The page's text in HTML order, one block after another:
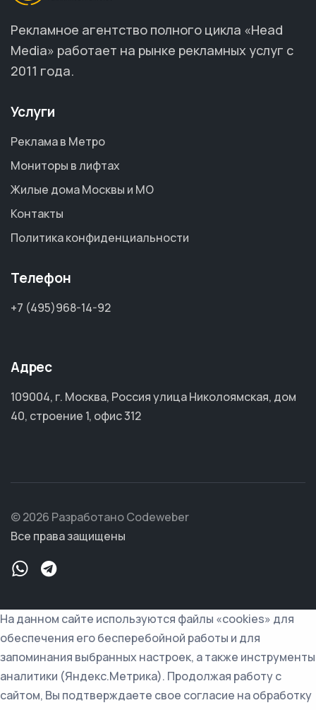
Рекламное агентство полного цикла «Head
Media» работает на рынке рекламных услуг с
2011 года.
Услуги
Реклама в Метро
Мониторы в лифтах
Жилые дома Москвы и МО
Контакты
Политика конфиденциальности
Телефон
+7 (495)968-14-92
Адрес
109004, г. Москва, Россия улица Николоямская, дом
40, строение 1, офис 312
© 2026 Разработано Codeweber
Все права защищены
На данном сайте используются файлы «cookies» для
обеспечения его бесперебойной работы и для
запоминания выбранных настроек, а также инструменты
аналитики (Яндекс.Метрика). Продолжая работу с
сайтом, Вы подтверждаете свое согласие на обработку